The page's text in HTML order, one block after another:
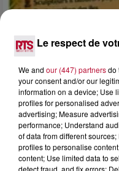
4 août 2026Le respect de
We and our (447) partnersdo
your consent and/or our
information on a device; Use
profiles for personalised
advertising; Measure
performance; Understand
of data from different
profiles to personalise
content; Use limited data to
detect fraud, and fix errors;